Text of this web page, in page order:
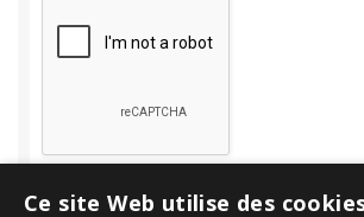
Ce site Web utilise des